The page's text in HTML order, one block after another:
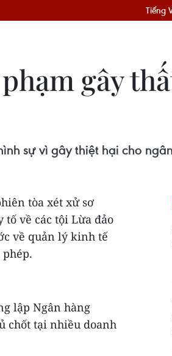
Tiếng
gây
sự vì gây thiệt hại cho
tòa xét xử sơ
về các tội Lừa đảo
về quản lý kinh tế
lập Ngân hàng
chốt tại nhiều doanh